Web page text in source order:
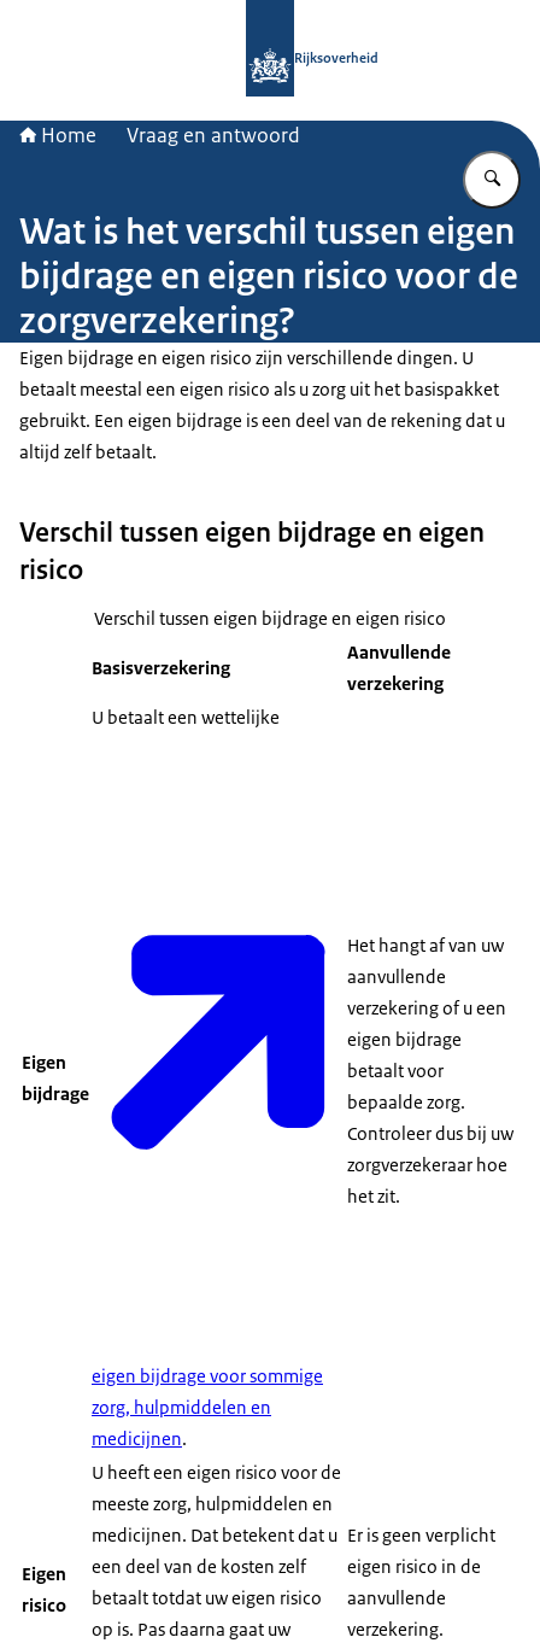
Rijksoverheid
Home Vraag en antwoord
Wat is het verschil tussen eigen
bijdrage en eigen risico voor de
zorgverzekering?
Eigen bijdrage en eigen risico zijn verschillende dingen. U
betaalt meestal een eigen risico als u zorg uit het basispakket
gebruikt. Een eigen bijdrage is een deel van de rekening dat u
altijd zelf betaalt.
Verschil tussen eigen bijdrage en eigen
risico
Verschil tussen eigen bijdrage en eigen risico
Basisverzekering
Aanvullende
verzekering
Eigen
bijdrage
U betaalt een wettelijke
eigen bijdrage voor sommige
zorg, hulpmiddelen en
medicijnen.
Het hangt af van uw
aanvullende
verzekering of u een
eigen bijdrage
betaalt voor
bepaalde zorg.
Controleer dus bij uw
zorgverzekeraar hoe
het zit.
Eigen
risico
U heeft een eigen risico voor de
meeste zorg, hulpmiddelen en
medicijnen. Dat betekent dat u
een deel van de kosten zelf
betaalt totdat uw eigen risico
op is. Pas daarna gaat uw
Er is geen verplicht
eigen risico in de
aanvullende
verzekering.